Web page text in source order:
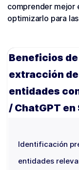
comprender mejor
optimizarlo para
Beneficios
extracción de
entidades
/ ChatGPT en
Identificación
entidades